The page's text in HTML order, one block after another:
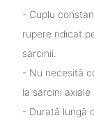
- Cuplu
rupere ridicat
sarcinii.
- Nu necesită
la sarcini axiale
- Durată lungă